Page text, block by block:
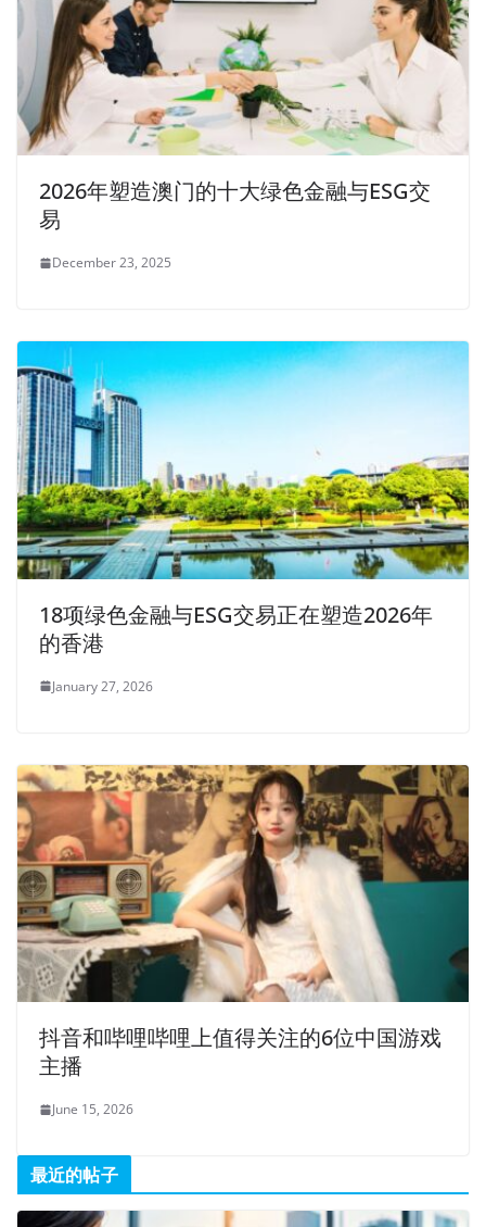
2026年塑造澳门的十大绿色金融与ESG交
易
December 23, 2025
18项绿色金融与ESG交易正在塑造2026年
的香港
January 27, 2026
抖音和哔哩哔哩上值得关注的6位中国游戏
主播
June 15, 2026
最近的帖子